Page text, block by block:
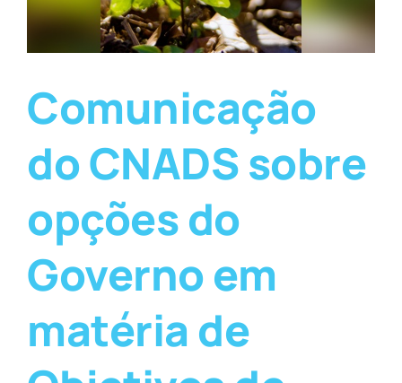
Comunicação
do CNADS sobre
opções do
Governo em
matéria de